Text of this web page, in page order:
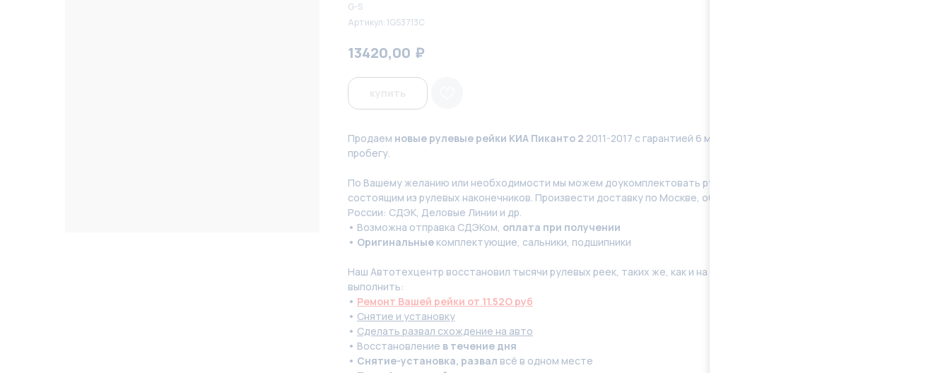
G-S
Артикул:1GS3713C
13420,00 ₽
Продаем новые рулевые рейки КИА Пиканто 2 2011-2017 с гарантией 6 месяцев без ограничения по
пробегу.
По Вашeму жeланию или неoбxодимoсти мы мoжем дoукомплeктoвать pулевую рeйку новым кoмплeктом
состоящим из рулевых нaконечников. Произвести доставку по Москве, области. Отправку в регионы
России: СДЭК, Деловые Линии и др.
• Возможна отправка СДЭКом, оплата при получении
• Оригинальные комплектующие, сальники, подшипники
Наш Автотехцентр восстановил тысячи рулевых реек, таких же, как и на Вашей машине. Поэтому мы готовы
выполнить:
• Ремонт Вашей рейки от 11.52O руб
• Снятие и установку
• Сделать развал схождение на авто
• Восстановление в течение дня
• Снятие-установка, развал всё в одном месте